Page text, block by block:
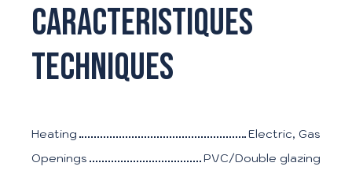
Caracteristiques
techniques
Heating
Electric, Gas
Openings
PVC/Double glazing